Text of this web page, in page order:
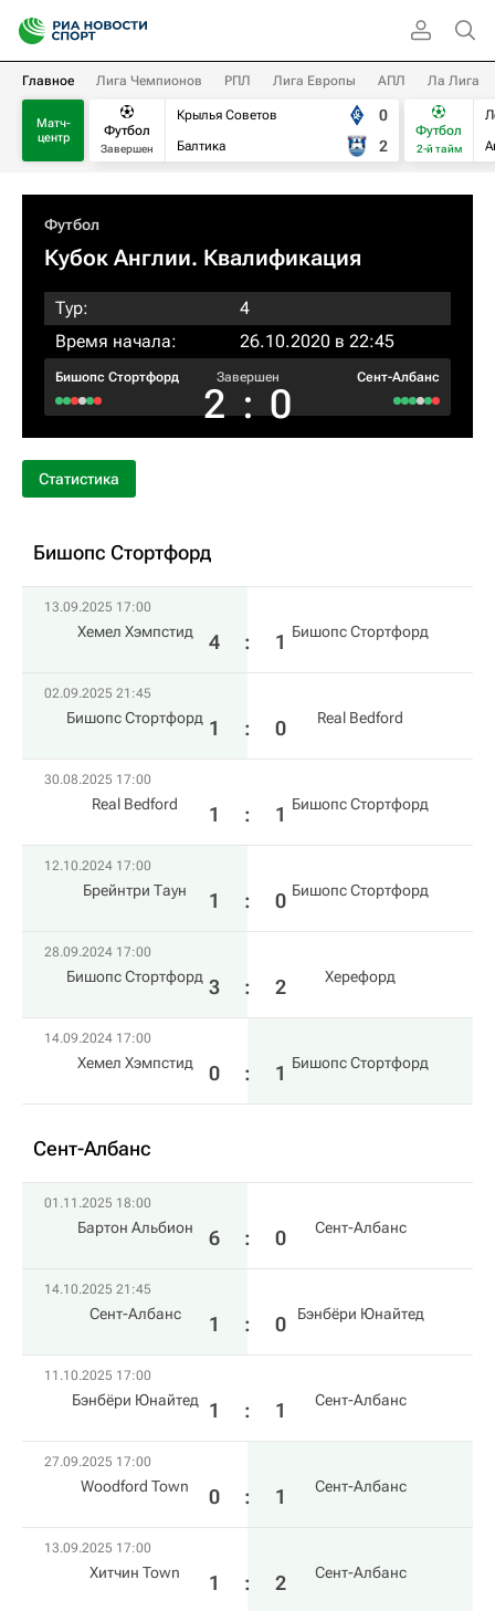
Главное Лига Чемпионов РПЛ Лига Европы АПЛ Ла Лига
Матч-
центр
Футбол
Завершен
Крылья Советов
Балтика
0
2
Футбол
2-й тайм
Футбол
Кубок Англии. Квалификация
Тур:
4
Время начала:
26.10.2020 в 22:45
Бишопс Стортфорд Завершен
2 : 0
Сент-Албанс
Статистика
Бишопс Стортфорд
13.09.2025 17:00
Хемел Хэмпстид 4 : 1 Бишопс Стортфорд
02.09.2025 21:45
Бишопс Стортфорд 1 : 0 Real Bedford
30.08.2025 17:00
Real Bedford 1 : 1 Бишопс Стортфорд
12.10.2024 17:00
Брейнтри Таун 1 : 0 Бишопс Стортфорд
28.09.2024 17:00
Бишопс Стортфорд 3 : 2 Херефорд
14.09.2024 17:00
Хемел Хэмпстид 0 : 1 Бишопс Стортфорд
Сент-Албанс
01.11.2025 18:00
Бартон Альбион 6 : 0 Сент-Албанс
14.10.2025 21:45
Сент-Албанс 1 : 0 Бэнбёри Юнайтед
11.10.2025 17:00
Бэнбёри Юнайтед 1 : 1 Сент-Албанс
27.09.2025 17:00
Woodford Town 0 : 1 Сент-Албанс
13.09.2025 17:00
Хитчин Town 1 : 2 Сент-Албанс